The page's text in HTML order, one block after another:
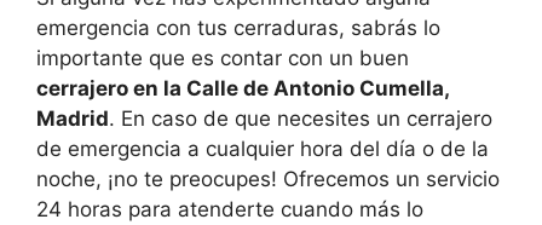
emergencia con tus cerraduras, sabrás lo
importante que es contar con un buen
cerrajero en la Calle de Antonio Cumella,
Madrid. En caso de que necesites un cerrajero
de emergencia a cualquier hora del día o de la
noche, ¡no te preocupes! Ofrecemos un servicio
24 horas para atenderte cuando más lo